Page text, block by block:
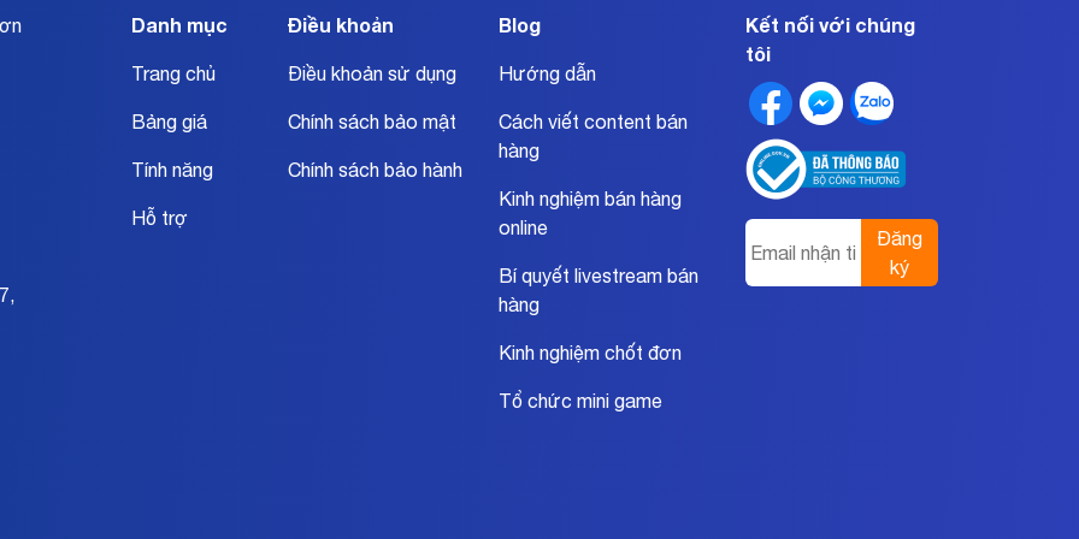
Danh mục
Trang chủ
Bảng giá
Tính năng
Hỗ trợ
Điều khoản
Điều khoản sử dụng
Chính sách bảo mật
Chính sách bảo hành
Blog
Hướng dẫn
Cách viết content bán
hàng
Kinh nghiệm bán hàng
online
Bí quyết livestream bán
hàng
Kinh nghiệm chốt đơn
Tổ chức mini game
Kết nối với chúng
tôi
Đăng
ký